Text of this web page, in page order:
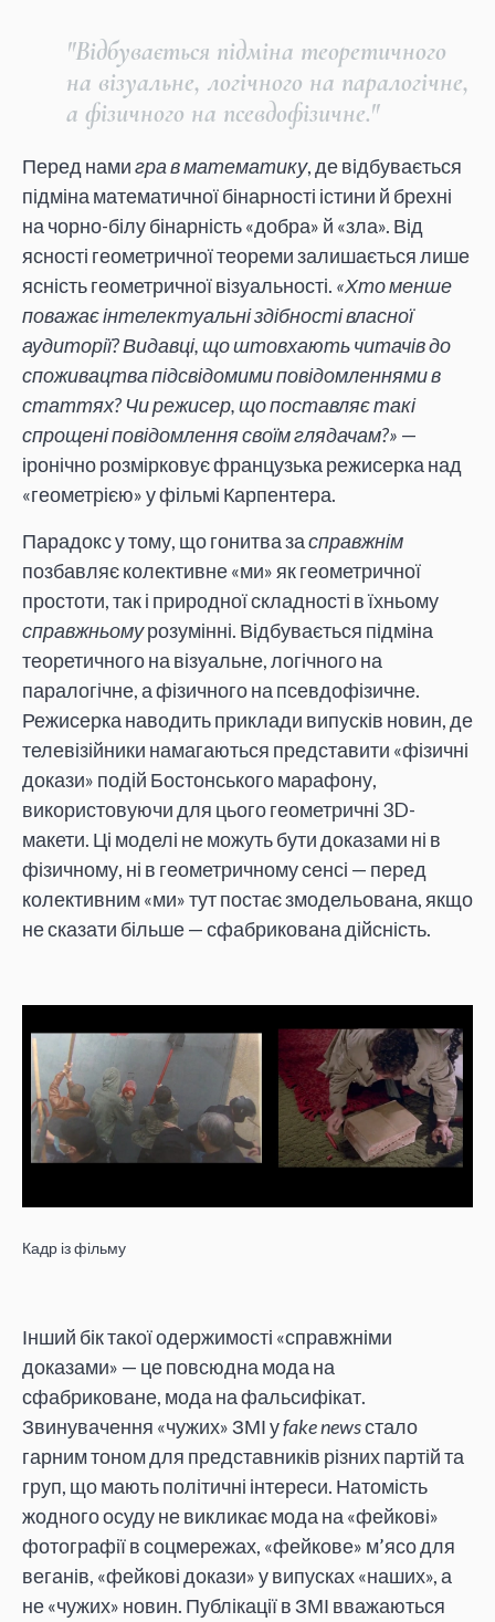
"Відбувається підміна теоретичного
на візуальне, логічного на паралогічне,
а фізичного на псевдофізичне."
Перед намигра в математику, де відбувається
підміна математичної бінарності істини й брехні
на чорно-білу бінарність «добра» й «зла». Від
ясності геометричної теореми залишається лише
ясність геометричної візуальності. «Хто менше
поважає інтелектуальні здібності власної
аудиторії? Видавці, що штовхають читачів до
споживацтва підсвідомими повідомленнями в
статтях? Чи режисер, що поставляє такі
спрощені повідомлення своїм глядачам?» —
іронічно розмірковує французька режисерка над
«геометрією» у фільмі Карпентера.
Парадокс у тому, що гонитва засправжнім
позбавляє колективне «ми» як геометричної
простоти, так і природної складності в їхньому
справжньомурозумінні. Відбувається підміна
теоретичного на візуальне, логічного на
паралогічне, а фізичного на псевдофізичне.
Режисерка наводить приклади випусків новин, де
телевізійники намагаються представити «фізичні
докази» подій Бостонського марафону,
використовуючи для цього геометричні 3D-
макети. Ці моделі не можуть бути доказами ні в
фізичному, ні в геометричному сенсі — перед
колективним «ми» тут постає змодельована, якщо
не сказати більше — сфабрикована дійсність.
Кадр із фільму
Інший бік такої одержимості «справжніми
доказами» — це повсюдна мода на
сфабриковане, мода на фальсифікат.
Звинувачення «чужих» ЗМІ уfake newsстало
гарним тоном для представників різних партій та
груп, що мають політичні інтереси. Натомість
жодного осуду не викликає мода на «фейкові»
фотографії в соцмережах, «фейкове» м’ясо для
веганів, «фейкові докази» у випусках «наших», а
не «чужих» новин. Публікації в ЗМІ вважаються